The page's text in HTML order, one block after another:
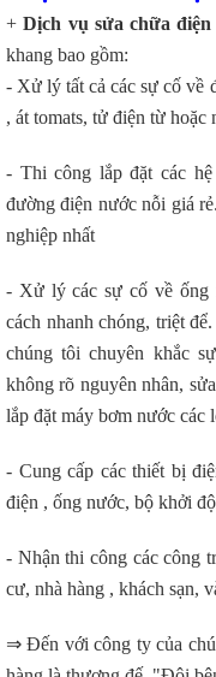
+Dịch vụ sửa chữa
khang bao gồm:
- Xử lý tất cả các sự cố về
, át tomats, tử điện từ
- Thi công lắp đặt các
đường điện nước nỗi giá
nghiệp nhất
- Xử lý các sự cố về ống
cách nhanh chóng, triệt để.
chúng tôi chuyên khắc
không rõ nguyên nhân,
lắp đặt máy bơm nước các
- Cung cấp các thiết bị
điện , ống nước, bộ khởi
- Nhận thi công các công
cư, nhà hàng , khách sạn,
⇒ Đến với công ty của